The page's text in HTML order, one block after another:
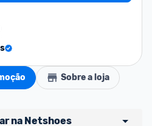
Sobre a loja
na Netshoes